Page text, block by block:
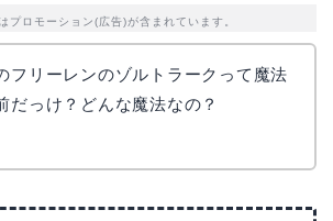
プロモーション(広告)が含まれています。
フリーレンのゾルトラークって魔法
だっけ？どんな魔法なの？